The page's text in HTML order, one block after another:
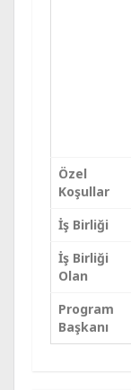
Özel
Koşullar
İş Birliği
İş Birliği
Olan
Program
Başkanı